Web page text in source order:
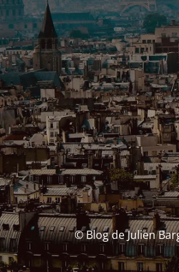
© Blog de Julien